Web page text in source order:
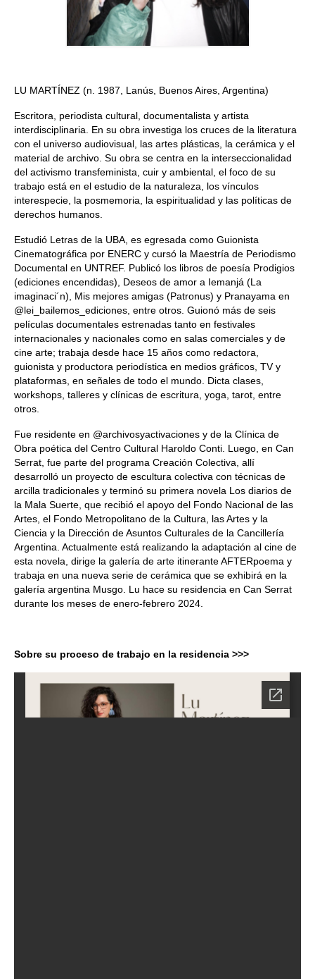
LU MARTÍNEZ (n. 1987, Lanús, Buenos Aires, Argentina)
Escritora, periodista cultural, documentalista y artista
interdisciplinaria. En su obra investiga los cruces de la literatura
con el universo audiovisual, las artes plásticas, la cerámica y el
material de archivo. Su obra se centra en la interseccionalidad
del activismo transfeminista, cuir y ambiental, el foco de su
trabajo está en el estudio de la naturaleza, los vínculos
interespecie, la posmemoria, la espiritualidad y las políticas de
derechos humanos.
Estudió Letras de la UBA, es egresada como Guionista
Cinematográfica por ENERC y cursó la Maestría de Periodismo
Documental en UNTREF. Publicó los libros de poesía Prodigios
(ediciones encendidas), Deseos de amor a Iemanjá (La
imaginaci´n), Mis mejores amigas (Patronus) y Pranayama en
@lei_bailemos_ediciones, entre otros. Guionó más de seis
películas documentales estrenadas tanto en festivales
internacionales y nacionales como en salas comerciales y de
cine arte; trabaja desde hace 15 años como redactora,
guionista y productora periodística en medios gráficos, TV y
plataformas, en señales de todo el mundo. Dicta clases,
workshops, talleres y clínicas de escritura, yoga, tarot, entre
otros.
Fue residente en @archivosyactivaciones y de la Clínica de
Obra poética del Centro Cultural Haroldo Conti. Luego, en Can
Serrat, fue parte del programa Creación Colectiva, allí
desarrolló un proyecto de escultura colectiva con técnicas de
arcilla tradicionales y terminó su primera novela Los diarios de
la Mala Suerte, que recibió el apoyo del Fondo Nacional de las
Artes, el Fondo Metropolitano de la Cultura, las Artes y la
Ciencia y la Dirección de Asuntos Culturales de la Cancillería
Argentina. Actualmente está realizando la adaptación al cine de
esta novela, dirige la galería de arte itinerante AFTERpoema y
trabaja en una nueva serie de cerámica que se exhibirá en la
galería argentina Musgo. Lu hace su residencia en Can Serrat
durante los meses de enero-febrero 2024.
Sobre su proceso de trabajo en la residencia >>>